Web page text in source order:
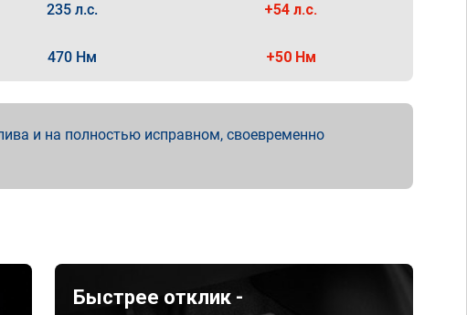
235 л.с. +54 л.с.
470 Нм +50 Нм
и на полностью исправном, своевременно
Быстрее отклик -